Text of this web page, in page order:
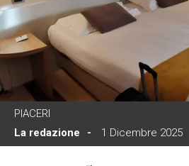
PIACERI
La redazione
1 Dicembre 2025